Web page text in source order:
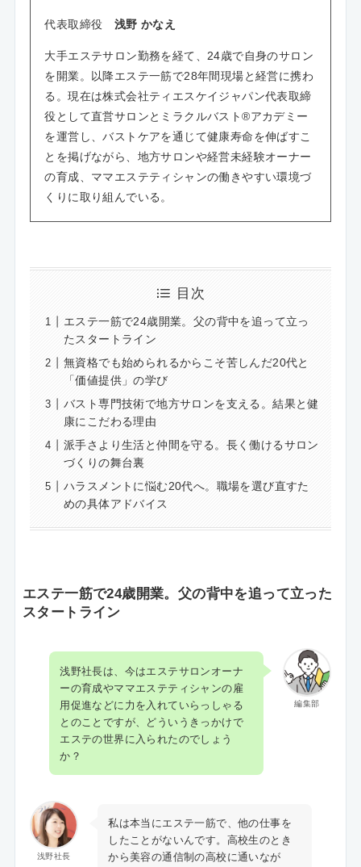
代表取締役 浅野 かなえ
大手エステサロン勤務を経て、24歳で自身のサロン
を開業。以降エステ一筋で28年間現場と経営に携わ
る。現在は株式会社ティエスケイジャパン代表取締
役として直営サロンとミラクルバスト®アカデミー
を運営し、バストケアを通じて健康寿命を伸ばすこ
とを掲げながら、地方サロンや経営未経験オーナー
の育成、ママエステティシャンの働きやすい環境づ
くりに取り組んでいる。
目次
エステ一筋で24歳開業。父の背中を追って立っ
たスタートライン
無資格でも始められるからこそ苦しんだ20代と
「価値提供」の学び
バスト専門技術で地方サロンを支える。結果と健
康にこだわる理由
派手さより生活と仲間を守る。長く働けるサロン
づくりの舞台裏
ハラスメントに悩む20代へ。職場を選び直すた
めの具体アドバイス
エステ一筋で24歳開業。父の背中を追って立った
スタートライン
編集部
浅野社長は、今はエステサロンオーナ
ーの育成やママエステティシャンの雇
用促進などに力を入れていらっしゃる
とのことですが、どういうきっかけで
エステの世界に入られたのでしょう
か？
浅野社長
私は本当にエステ一筋で、他の仕事を
したことがないんです。高校生のとき
から美容の通信制の高校に通いなが